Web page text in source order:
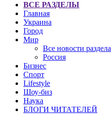
ВСЕ РАЗДЕЛЫ
Главная
Украина
Город
Мир
Все новости раздела
Россия
Бизнес
Спорт
Lifestyle
Шоу-биз
Наука
БЛОГИ ЧИТАТЕЛЕЙ